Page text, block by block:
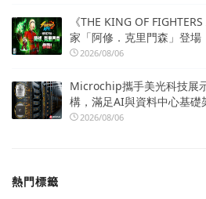
《THE KING OF
家「阿修．克里門森」登場
2026/08/06
Microchip攜手美光科技展
構，滿足AI與資料中心基礎
2026/08/06
熱門標籤